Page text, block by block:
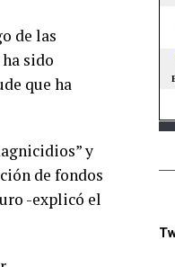
de las
sido
que ha
y
de fondos
-explicó el